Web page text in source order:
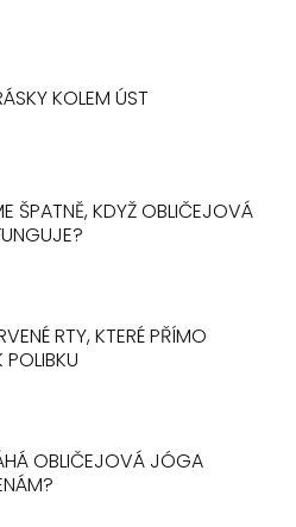
KOLEM ÚST
ŠPATNĚ, KDYŽ OBLIČEJOVÁ
RTY, KTERÉ PŘÍMO
OBLIČEJOVÁ JÓGA